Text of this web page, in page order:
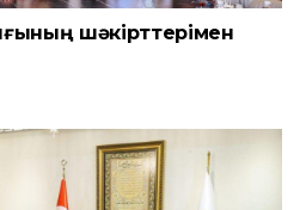
шәкірттерімен